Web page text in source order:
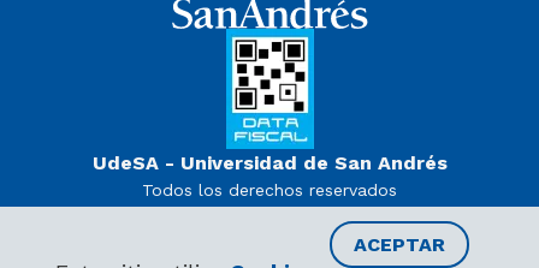
ACEPTAR
UdeSA - Universidad de San Andrés
Todos los derechos reservados
Decreto PEN 978/07